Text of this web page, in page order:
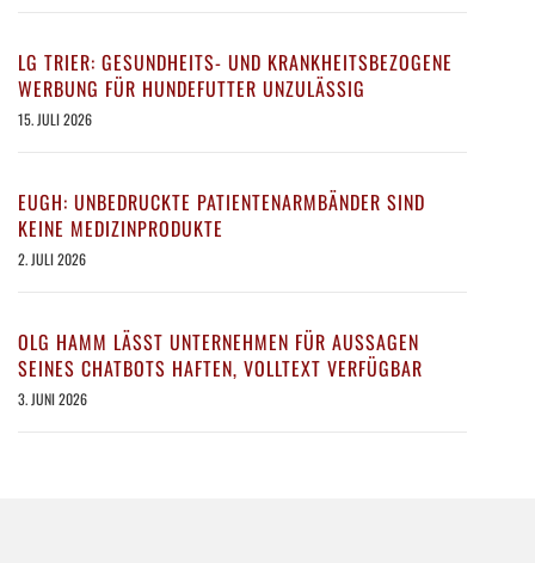
LG TRIER: GESUNDHEITS- UND KRANKHEITSBEZOGENE
WERBUNG FÜR HUNDEFUTTER UNZULÄSSIG
15. JULI 2026
EUGH: UNBEDRUCKTE PATIENTENARMBÄNDER SIND
KEINE MEDIZINPRODUKTE
2. JULI 2026
OLG HAMM LÄSST UNTERNEHMEN FÜR AUSSAGEN
SEINES CHATBOTS HAFTEN, VOLLTEXT VERFÜGBAR
3. JUNI 2026